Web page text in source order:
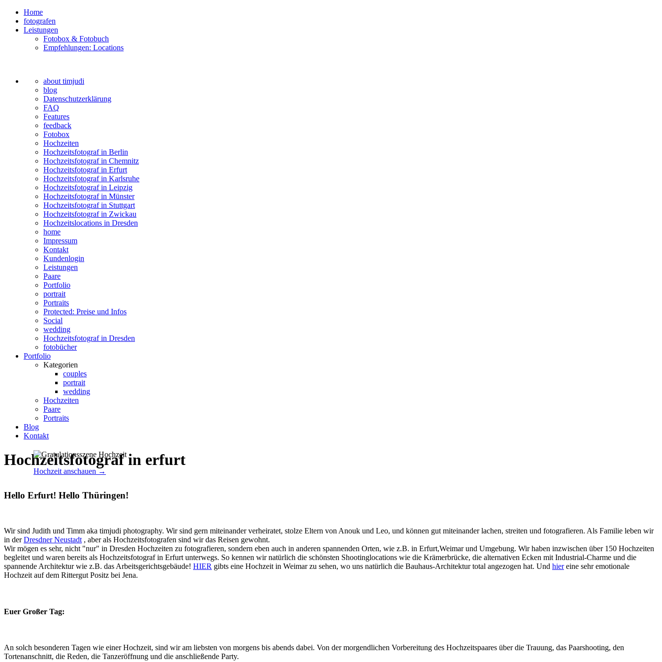
Home
fotografen
Leistungen
Fotobox & Fotobuch
Empfehlungen: Locations
about timjudi
blog
Datenschutzerklärung
FAQ
Features
feedback
Fotobox
Hochzeiten
Hochzeitsfotograf in Berlin
Hochzeitsfotograf in Chemnitz
Hochzeitsfotograf in Erfurt
Hochzeitsfotograf in Karlsruhe
Hochzeitsfotograf in Leipzig
Hochzeitsfotograf in Münster
Hochzeitsfotograf in Stuttgart
Hochzeitsfotograf in Zwickau
Hochzeitslocations in Dresden
home
Impressum
Kontakt
Kundenlogin
Leistungen
Paare
Portfolio
portrait
Portraits
Protected: Preise und Infos
Social
wedding
Hochzeitsfotograf in Dresden
fotobücher
Portfolio
Kategorien
couples
portrait
wedding
Hochzeiten
Paare
Portraits
Blog
Kontakt
Hochzeitsfotograf in erfurt
Hochzeit anschauen →
Hello Erfurt! Hello Thüringen!
Wir sind Judith und Timm aka timjudi photography. Wir sind gern miteinander verheiratet, stolze Eltern von Anouk und Leo, und können gut miteinander lachen, streiten und fotografieren. Als Familie leben wir
in derDresdner Neustadt , aber als Hochzeitsfotografen sind wir das Reisen gewohnt.
Wir mögen es sehr, nicht "nur" in Dresden Hochzeiten zu fotografieren, sondern eben auch in anderen spannenden Orten, wie z.B. in Erfurt,Weimar und Umgebung. Wir haben inzwischen über 150 Hochzeiten
begleitet und waren bereits als Hochzeitsfotograf in Erfurt unterwegs. So kennen wir natürlich die schönsten Shootinglocations wie die Krämerbrücke, die alternativen Ecken mit Industrial-Charme und die
spannende Architektur wie z.B. das Arbeitsgerichtsgebäude! HIER gibts eine Hochzeit in Weimar zu sehen, wo uns natürlich die Bauhaus-Architektur total angezogen hat. Und hiereine sehr emotionale
Hochzeit auf dem Rittergut Positz bei Jena.
Euer Großer Tag:
An solch besonderen Tagen wie einer Hochzeit, sind wir am liebsten von morgens bis abends dabei. Von der morgendlichen Vorbereitung des Hochzeitspaares über die Trauung, das Paarshooting, den
Tortenanschnitt, die Reden, die Tanzeröffnung und die anschließende Party.